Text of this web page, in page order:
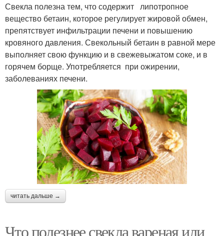
Свекла полезна тем, что содержит липотропное
вещество бетаин, которое регулирует жировой обмен,
препятствует инфильтрации печени и повышению
кровяного давления. Свекольный бетаин в равной мере
выполняет свою функцию и в свежевыжатом соке, и в
горячем борще. Употребляется при ожирении,
заболеваниях печени.
читать дальше →
Что полезнее свекла вареная или